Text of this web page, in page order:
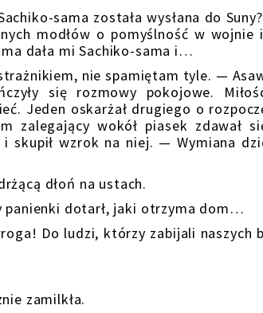
sama została wysłana do Suny?
modłów o pomyślność w wojnie
dała mi Sachiko-sama i…
nie spamiętam tyle. —
się rozmowy pokojowe.
Jeden oskarżał drugiego o
zalegający wokół piasek zdawał
i skupił wzrok na niej. — Wymiana
dłoń na ustach.
dotarł, jaki otrzyma dom…
Do ludzi, którzy zabijali naszych
zamilkła.